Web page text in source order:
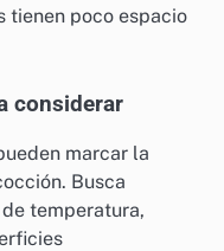
tienen poco espacio
considerar
marcar la
Busca
temperatura,